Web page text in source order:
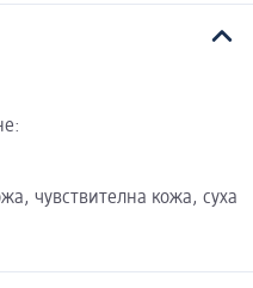
чувствителна кожа, суха